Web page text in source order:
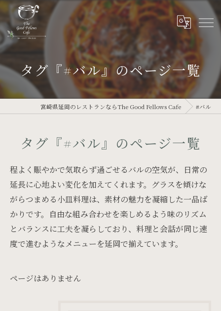
タグ『#バル』のページ一覧
宮崎県延岡のレストランならThe Good Fellows Cafe #バル
タグ『#バル』のページ一覧
程よく賑やかで気取らず過ごせるバルの空気が、日常の
延長に心地よい変化を加えてくれます。グラスを傾けな
がらつまめる小皿料理は、素材の魅力を凝縮した一品ば
かりです。自由な組み合わせを楽しめるよう味のリズム
とバランスに工夫を凝らしており、料理と会話が同じ速
度で進むようなメニューを延岡で揃えています。
ページはありません